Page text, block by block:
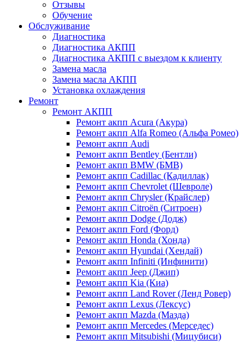
Отзывы
Обучение
Обслуживание
Диагностика
Диагностика АКПП
Диагностика АКПП с выездом к клиенту
Замена масла
Замена масла АКПП
Установка охлаждения
Ремонт
Ремонт АКПП
Ремонт акпп Acura (Акура)
Ремонт акпп Alfa Romeo (Альфа Ромео)
Ремонт акпп Audi
Ремонт акпп Bentley (Бентли)
Ремонт акпп BMW (БМВ)
Ремонт акпп Cadillac (Кадиллак)
Ремонт акпп Chevrolet (Шевроле)
Ремонт акпп Chrysler (Крайслер)
Ремонт акпп Citroën (Ситроен)
Ремонт акпп Dodge (Додж)
Ремонт акпп Ford (Форд)
Ремонт акпп Honda (Хонда)
Ремонт акпп Hyundai (Хендай)
Ремонт акпп Infiniti (Инфинити)
Ремонт акпп Jeep (Джип)
Ремонт акпп Kia (Киа)
Ремонт акпп Land Rover (Ленд Ровер)
Ремонт акпп Lexus (Лексус)
Ремонт акпп Mazda (Мазда)
Ремонт акпп Mercedes (Мерседес)
Ремонт акпп Mitsubishi (Мицубиси)